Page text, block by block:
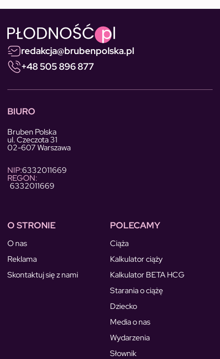
redakcja@brubenpolska.pl
+48 505 896 877
BIURO
Bruben Polska
ul. Czeczota 31
02-607 Warszawa
NIP:6332011669
REGON:
6332011669
O STRONIE
O nas
Reklama
Skontaktuj się z nami
POLECAMY
Ciąża
Kalkulator ciąży
Kalkulator BETA HCG
Starania o ciążę
Dziecko
Media o nas
Wydarzenia
Słownik